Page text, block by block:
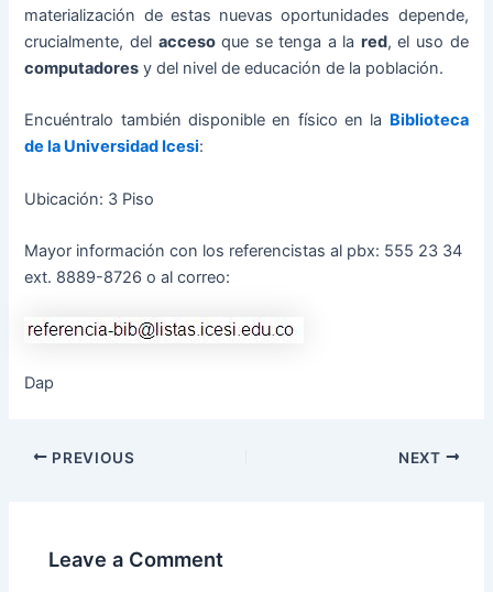
materialización de estas nuevas oportunidades depende,
crucialmente, del accesoque se tenga a la red, el uso de
computadores y del nivel de educación de la población.
Encuéntralo también disponible en físico en la Biblioteca
de la Universidad Icesi:
Ubicación: 3 Piso
Mayor información con los referencistas al pbx: 555 23 34
ext. 8889-8726 o al correo:
Dap
PREVIOUS NEXT
Leave a Comment